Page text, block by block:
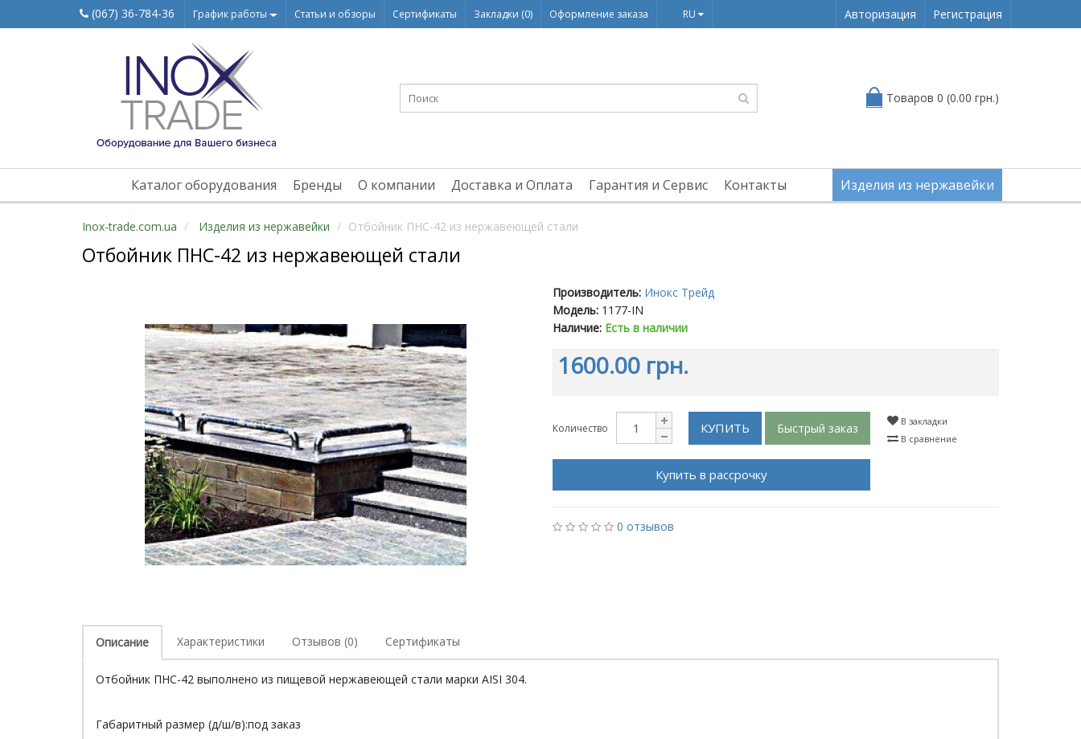
(067) 36-784-36 График работы Статьи и обзоры Сертификаты Закладки (0) Оформление заказа RU Авторизация Регистрация
Товаров 0 (0.00 грн.)
Каталог оборудования Бренды О компании Доставка и Оплата Гарантия и Сервис Контакты Изделия из нержавейки
Inox-trade.com.ua Изделия из нержавейки Отбойник ПНС-42 из нержавеющей стали
Отбойник ПНС-42 из нержавеющей стали
Производитель: Инокс Трейд
Модель: 1177-IN
Наличие: Есть в наличии
1600.00 грн.
Количество КУПИТЬ Быстрый заказ
Купить в рассрочку
В закладки
В сравнение
0 отзывов
Описание Характеристики Отзывов (0) Сертификаты
Отбойник ПНС-42 выполнено из пищевой нержавеющей стали марки АISI 304.
Габаритный размер (д/ш/в):под заказ